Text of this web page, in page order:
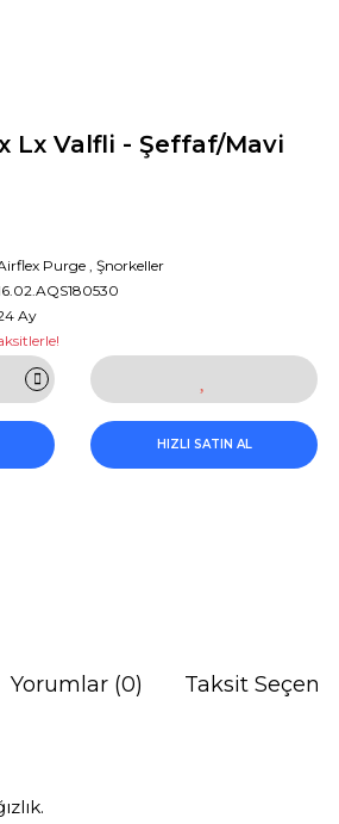
Lx Valfli - Şeffaf/Mavi
Purge ,Şnorkeller
Ay
HIZLI SATIN AL
Yorumlar (0) Taksit